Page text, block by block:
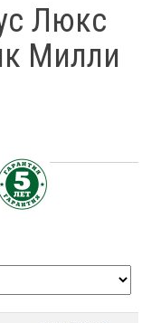
Люкс
Милли